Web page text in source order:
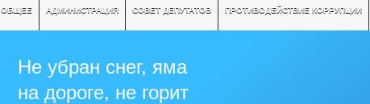
ОБЩЕЕ АДМИНИСТРАЦИЯ СОВЕТ ДЕПУТАТОВ ПРОТИВОДЕЙСТВИЕ КОРРУПЦИИ
Не убран снег, яма
на дороге, не горит